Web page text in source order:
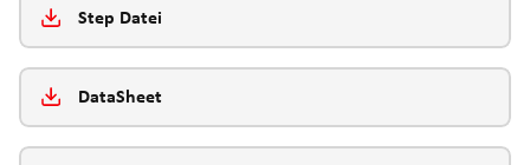
Step Datei
DataSheet